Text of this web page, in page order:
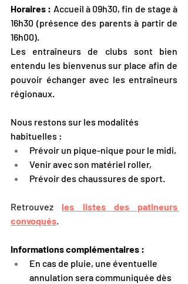
Horaires : Accueil à 09h30, fin de stage à
16h30 (présence des parents à partir de
16h00).
Les entraîneurs de clubs sont bien
entendu les bienvenus sur place afin de
pouvoir échanger avec les entraîneurs
régionaux.
Nous restons sur les modalités
habituelles :
Prévoir un pique-nique pour le midi,
Venir avec son matériel roller,
Prévoir des chaussures de sport.
Retrouvez les listes des patineurs
convoqués
Informations complémentaires :
En cas de pluie, une éventuelle
annulation sera communiquée dès